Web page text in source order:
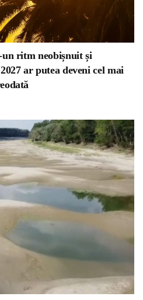
ritm neobișnuit și
ar putea deveni cel mai